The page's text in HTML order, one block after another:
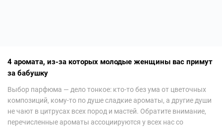
4 аромата, из-за которых молодые женщины вас примут
за бабушку
Выбор парфюма — дело тонкое: кто-то без ума от цветочных
композиций, кому-то по душе сладкие ароматы, а другие души
не чают в цитрусах всех пород и мастей. Обратите внимание,
перечисленные ароматы ассоциируются у всех нас со